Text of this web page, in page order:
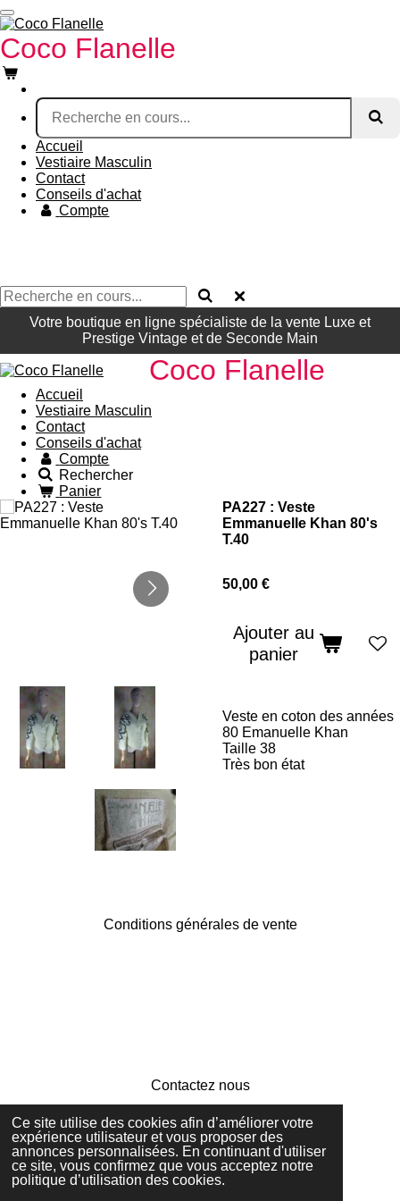
Ce site utilise des cookies afin d’améliorer votre
expérience utilisateur et vous proposer des
annonces personnalisées. En continuant d'utiliser
ce site, vous confirmez que vous acceptez notre
politique d’utilisation des cookies.
Passer
au
contenu
Coco Flanelle
Accueil
Vestiaire Masculin
Contact
Conseils d'achat
Compte
Votre boutique en ligne spécialiste de la vente Luxe et
Prestige Vintage et de Seconde Main
Coco Flanelle
Accueil
Vestiaire Masculin
Contact
Conseils d'achat
Compte
Rechercher
Panier
PA227 : Veste
Emmanuelle Khan 80's
T.40
50,00 €
Ajouter au
panier
Veste en coton des années
80 Emanuelle Khan
Taille 38
Très bon état
Conditions générales de vente
b
k
a
r
a
m
Contactez nous
© 2023 - 2026 Coco Flanelle
Propulsé parWebador